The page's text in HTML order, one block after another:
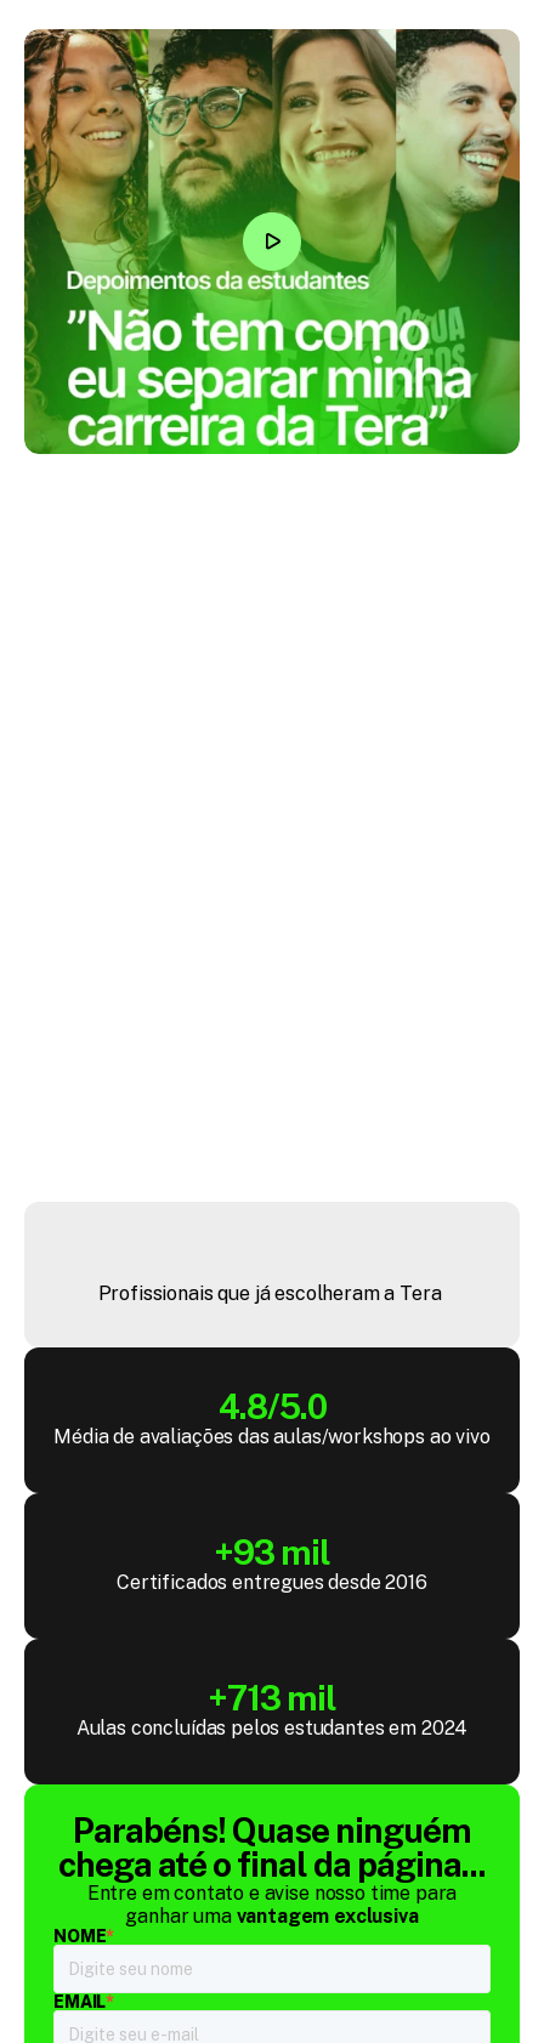
+ 4 mi
Profissionais que já escolheram a Tera
4.8/5.0
Média de avaliações das aulas/workshops ao vivo
+93 mil
Certificados entregues desde 2016
+713 mil
Aulas concluídas pelos estudantes em 2024
Parabéns! Quase ninguém
chega até o final da página...
Entre em contato e avise nosso time para
ganhar uma vantagem exclusiva
NOME*
EMAIL*